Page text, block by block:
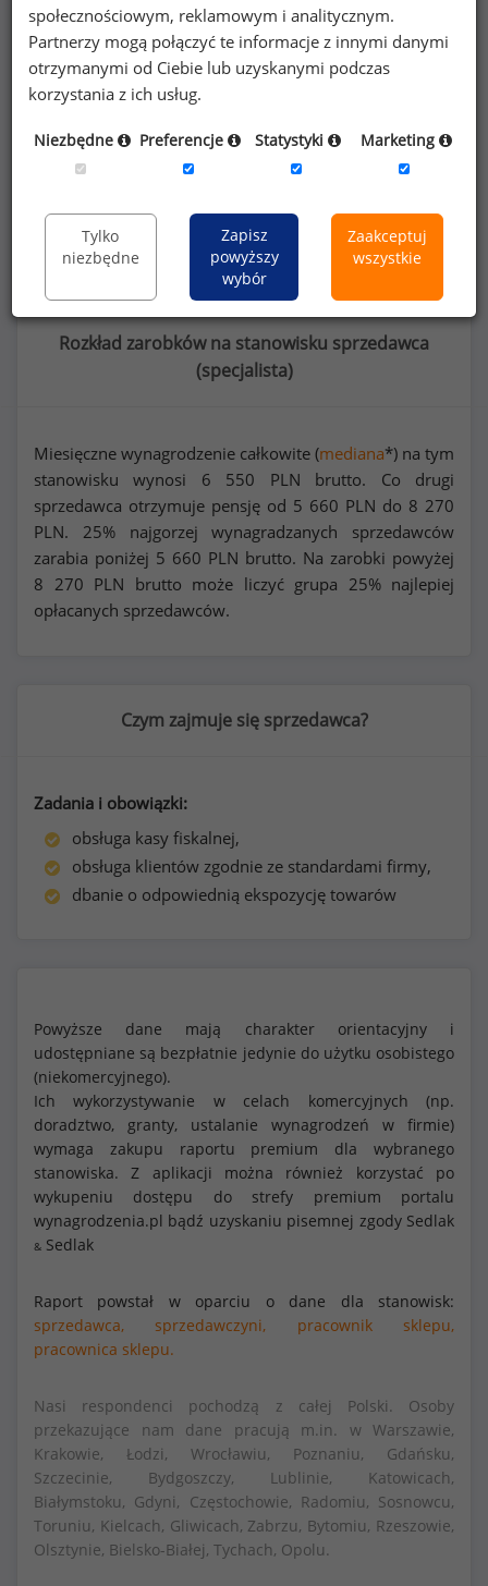
Poszukujesz szczegółowych danych o
wynagrodzeniachsprzedawców lub na innych
stanowiskach?
Dowiedz się więcej
Wykorzystaj kod
Rozkład zarobków na stanowisku sprzedawca
(specjalista)
Miesięczne wynagrodzenie całkowite (mediana*) na tym
stanowisku wynosi 6 550 PLN brutto. Co drugi
sprzedawca otrzymuje pensję od 5 660 PLN do 8 270
PLN. 25% najgorzej wynagradzanych sprzedawców
zarabia poniżej 5 660 PLN brutto. Na zarobki powyżej
8 270 PLN brutto może liczyć grupa 25% najlepiej
opłacanych sprzedawców.
Czym zajmuje się sprzedawca?
Zadania i obowiązki:
obsługa kasy fiskalnej,
obsługa klientów zgodnie ze standardami firmy,
dbanie o odpowiednią ekspozycję towarów
Powyższe dane mają charakter orientacyjny i
udostępniane są bezpłatnie jedynie do użytku osobistego
(niekomercyjnego).
Ich wykorzystywanie w celach komercyjnych (np.
doradztwo, granty, ustalanie wynagrodzeń w firmie)
wymaga zakupu raportu premium dla wybranego
stanowiska. Z aplikacji można również korzystać po
wykupeniu dostępu do strefy premium portalu
wynagrodzenia.pl bądź uzyskaniu pisemnej zgody Sedlak
& Sedlak
Raport powstał w oparciu o dane dla stanowisk:
sprzedawca,
sprzedawczyni,
pracownik sklepu,
pracownica sklepu.
Nasi respondenci pochodzą z całej Polski. Osoby
przekazujące nam dane pracują m.in. w Warszawie,
Krakowie, Łodzi, Wrocławiu, Poznaniu, Gdańsku,
Szczecinie, Bydgoszczy, Lublinie, Katowicach,
Białymstoku, Gdyni, Częstochowie, Radomiu, Sosnowcu,
Toruniu, Kielcach, Gliwicach, Zabrzu, Bytomiu, Rzeszowie,
Olsztynie, Bielsko-Białej, Tychach, Opolu.
społecznościowym, reklamowym i analitycznym.
Partnerzy mogą połączyć te informacje z innymi danymi
otrzymanymi od Ciebie lub uzyskanymi podczas
korzystania z ich usług.
Niezbędne Preferencje Statystyki Marketing
Tylko
niezbędne
Zapisz
powyższy
wybór
Zaakceptuj
wszystkie